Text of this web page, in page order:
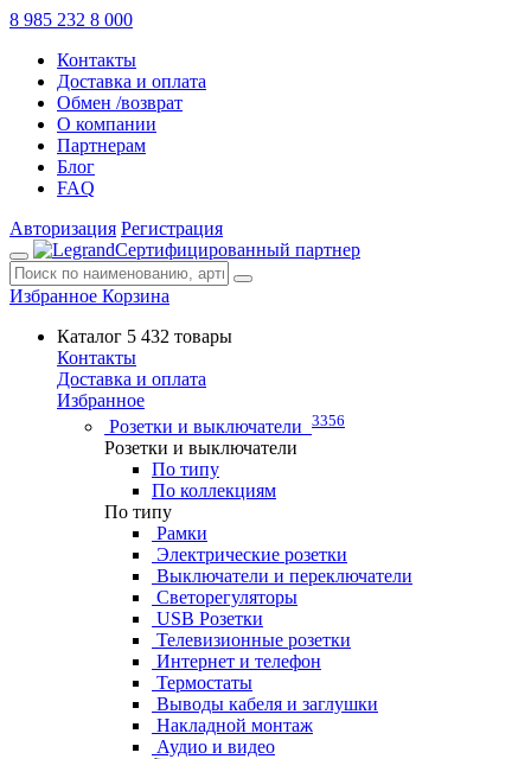
8 985 232 8 000
Контакты
Доставка и оплата
Обмен /возврат
О компании
Партнерам
Блог
FAQ
Авторизация Регистрация
Сертифицированный партнер
Избранное Корзина
Каталог 5 432 товары
Контакты
Доставка и оплата
Избранное
Розетки и выключатели 3356
Розетки и выключатели
По типу
По коллекциям
По типу
Рамки
Электрические розетки
Выключатели и переключатели
Светорегуляторы
USB Розетки
Телевизионные розетки
Интернет и телефон
Термостаты
Выводы кабеля и заглушки
Накладной монтаж
Аудио и видео